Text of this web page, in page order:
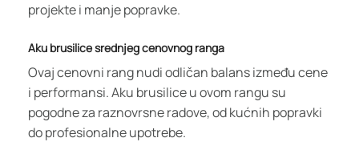
projekte i manje popravke.
Aku brusilice srednjeg cenovnog ranga
Ovaj cenovni rang nudi odličan balans između cene
i performansi. Aku brusilice u ovom rangu su
pogodne za raznovrsne radove, od kućnih popravki
do profesionalne upotrebe.